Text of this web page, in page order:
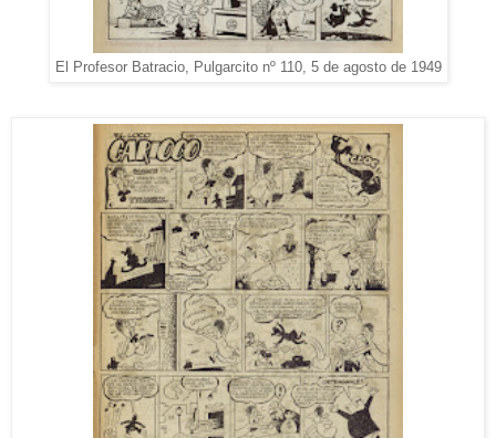
El Profesor Batracio, Pulgarcito nº 110, 5 de agosto de 1949